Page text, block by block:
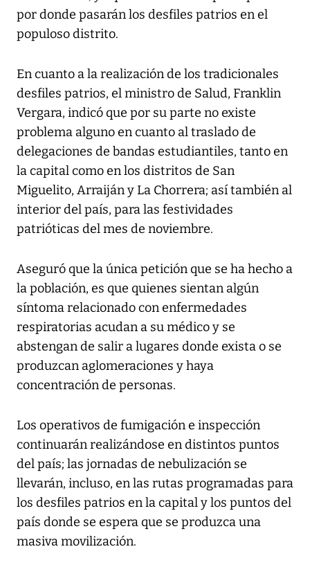
por donde pasarán los desfiles patrios en el
populoso distrito.
En cuanto a la realización de los tradicionales
desfiles patrios, el ministro de Salud, Franklin
Vergara, indicó que por su parte no existe
problema alguno en cuanto al traslado de
delegaciones de bandas estudiantiles, tanto en
la capital como en los distritos de San
Miguelito, Arraiján y La Chorrera; así también al
interior del país, para las festividades
patrióticas del mes de noviembre.
Aseguró que la única petición que se ha hecho a
la población, es que quienes sientan algún
síntoma relacionado con enfermedades
respiratorias acudan a su médico y se
abstengan de salir a lugares donde exista o se
produzcan aglomeraciones y haya
concentración de personas.
Los operativos de fumigación e inspección
continuarán realizándose en distintos puntos
del país; las jornadas de nebulización se
llevarán, incluso, en las rutas programadas para
los desfiles patrios en la capital y los puntos del
país donde se espera que se produzca una
masiva movilización.